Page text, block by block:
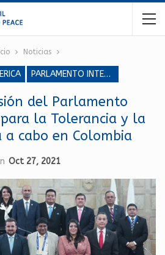
Noticias
PARLAMENTO INTERNACIONAL PARA LA TOLERANCIA Y LA PAZ
del Parlamento
la Tolerancia y la
a cabo en Colombia
Oct 27, 2021